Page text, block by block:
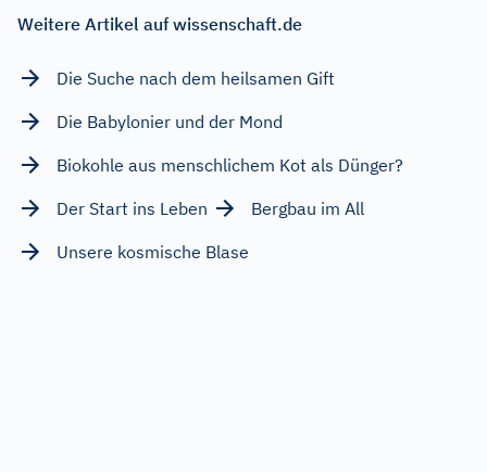
Weitere Artikel auf wissenschaft.de
Die Suche nach dem heilsamen Gift
Die Babylonier und der Mond
Biokohle aus menschlichem Kot als Dünger?
Der Start ins Leben
Bergbau im All
Unsere kosmische Blase